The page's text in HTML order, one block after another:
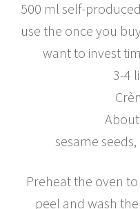
500 ml self-
use the once you
want to invest
3-4
sesame
Preheat the oven
peel and wash